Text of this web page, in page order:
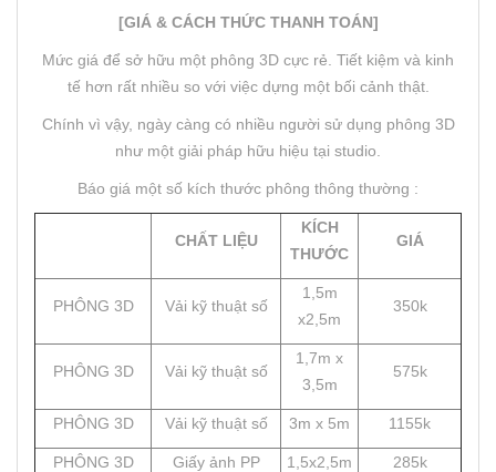
[GIÁ & CÁCH THỨC THANH TOÁN]
Mức giá để sở hữu một phông 3D cực rẻ. Tiết kiệm và kinh
tế hơn rất nhiều so với việc dựng một bối cảnh thật.
Chính vì vậy, ngày càng có nhiều người sử dụng phông 3D
như một giải pháp hữu hiệu tại studio.
Báo giá một số kích thước phông thông thường :
CHẤT LIỆU
KÍCH
THƯỚC
GIÁ
PHÔNG 3D Vải kỹ thuật số
1,5m
x2,5m
350k
PHÔNG 3D Vải kỹ thuật số
1,7m x
3,5m
575k
PHÔNG 3D Vải kỹ thuật số 3m x 5m 1155k
PHÔNG 3D Giấy ảnh PP 1,5x2,5m 285k